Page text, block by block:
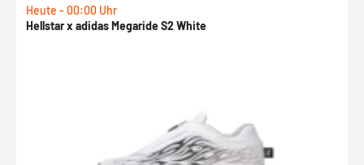
Heute - 00:00 Uhr
Hellstar x adidas Megaride S2 White